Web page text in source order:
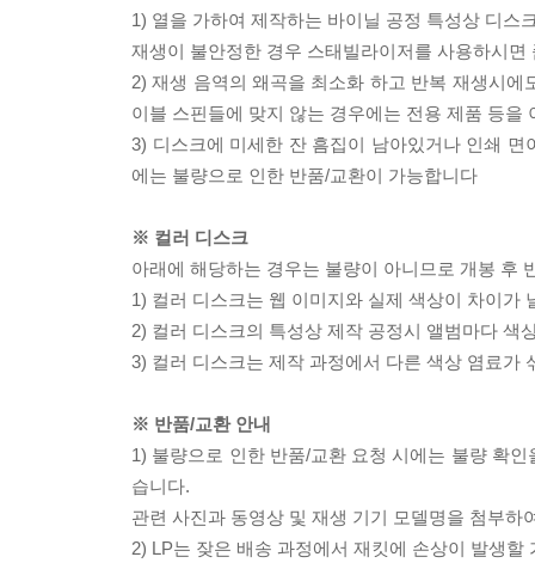
1) 열을 가하여 제작하는 바이닐 공정 특성상 디스
재생이 불안정한 경우 스태빌라이저를 사용하시
2) 재생 음역의 왜곡을 최소화 하고 반복 재생시
이블 스핀들에 맞지 않는 경우에는 전용 제품 등
3) 디스크에 미세한 잔 흠집이 남아있거나 인쇄
에는 불량으로 인한 반품/교환이 가능합니다
※ 컬러 디스크
아래에 해당하는 경우는 불량이 아니므로 개봉 후
1) 컬러 디스크는 웹 이미지와 실제 색상이 차이가
2) 컬러 디스크의 특성상 제작 공정시 앨범마다 색
3) 컬러 디스크는 제작 과정에서 다른 색상 염료가
※ 반품/교환 안내
1) 불량으로 인한 반품/교환 요청 시에는 불량 확
습니다.
관련 사진과 동영상 및 재생 기기 모델명을 첨부하
2) LP는 잦은 배송 과정에서 재킷에 손상이 발생